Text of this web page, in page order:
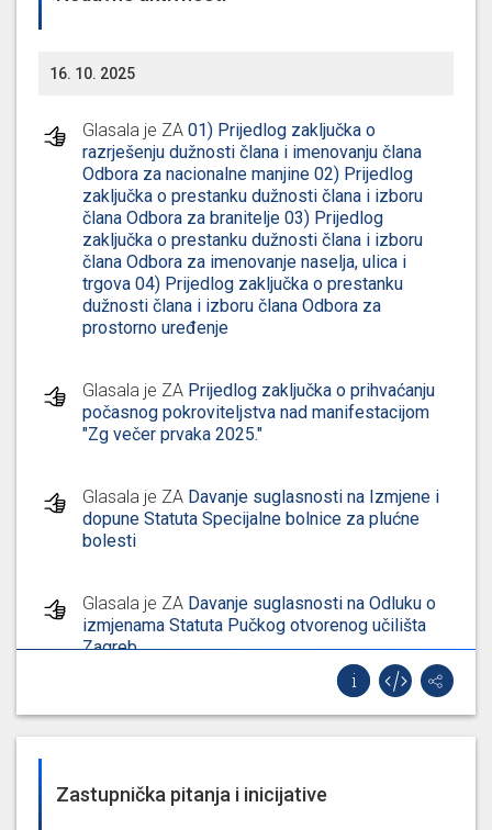
16. 10. 2025
Glasala je ZA 01) Prijedlog zaključka o
razrješenju dužnosti člana i imenovanju člana
Odbora za nacionalne manjine 02) Prijedlog
zaključka o prestanku dužnosti člana i izboru
člana Odbora za branitelje 03) Prijedlog
zaključka o prestanku dužnosti člana i izboru
člana Odbora za imenovanje naselja, ulica i
trgova 04) Prijedlog zaključka o prestanku
dužnosti člana i izboru člana Odbora za
prostorno uređenje
Glasala je ZA Prijedlog zaključka o prihvaćanju
počasnog pokroviteljstva nad manifestacijom
"Zg večer prvaka 2025."
Glasala je ZA Davanje suglasnosti na Izmjene i
dopune Statuta Specijalne bolnice za plućne
bolesti
Glasala je ZA Davanje suglasnosti na Odluku o
izmjenama Statuta Pučkog otvorenog učilišta
Zagreb
Glasala je ZADavanje prethodne suglasnosti
na Prijedlog odluke o izmjenama i dopunama
Zastupnička pitanja i inicijative